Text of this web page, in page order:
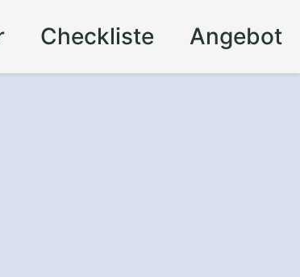
Checkliste Angebot